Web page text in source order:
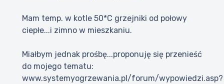
Mam temp. w kotle 50*C grzejniki od połowy
ciepłe...i zimno w mieszkaniu.
Miałbym jednak prośbę...proponuję się przenieść
do mojego tematu:
www.systemyogrzewania.pl/forum/wypowiedzi.asp?